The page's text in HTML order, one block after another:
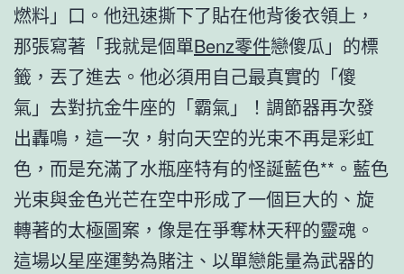
燃料」口。他迅速撕下了貼在他背後衣領上，
那張寫著「我就是個單Benz零件戀傻瓜」的標
籤，丟了進去。他必須用自己最真實的「傻
氣」去對抗金牛座的「霸氣」！調節器再次發
出轟鳴，這一次，射向天空的光束不再是彩虹
色，而是充滿了水瓶座特有的怪誕藍色**。藍色
光束與金色光芒在空中形成了一個巨大的、旋
轉著的太極圖案，像是在爭奪林天秤的靈魂。
這場以星座運勢為賭注、以單戀能量為武器的